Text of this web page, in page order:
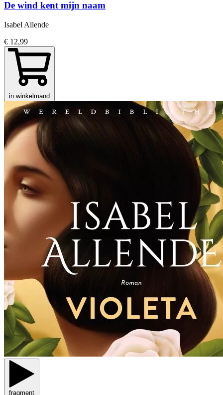
De wind kent mijn naam
Isabel Allende
€ 12,99
in winkelmand
fragment